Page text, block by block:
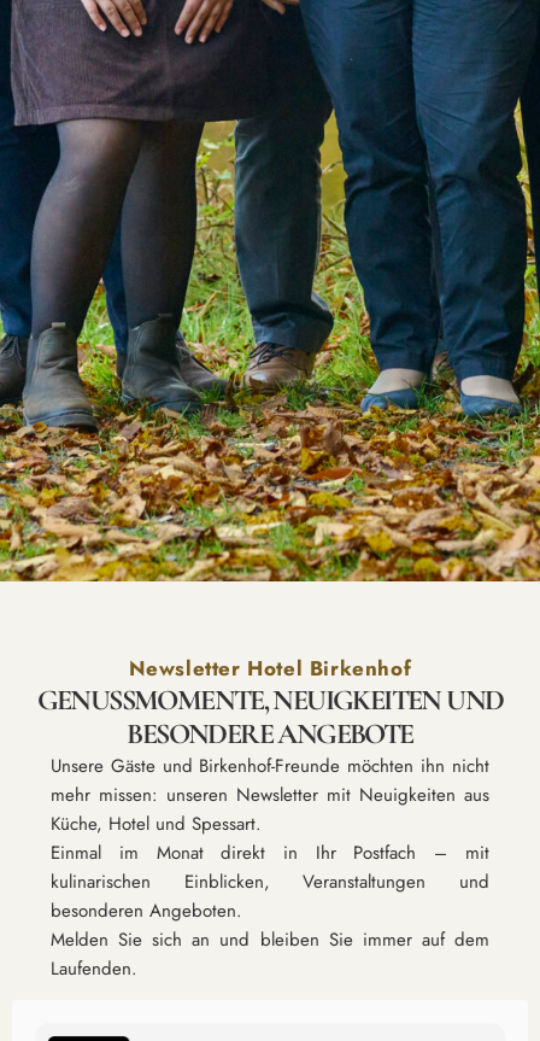
Newsletter Hotel Birkenhof
GENUSSMOMENTE, NEUIGKEITEN UND
BESONDERE ANGEBOTE
Unsere Gäste und Birkenhof-Freunde möchten ihn nicht
mehr missen: unseren Newsletter mit Neuigkeiten aus
Küche, Hotel und Spessart.
Einmal im Monat direkt in Ihr Postfach – mit
kulinarischen Einblicken, Veranstaltungen und
besonderen Angeboten.
Melden Sie sich an und bleiben Sie immer auf dem
Laufenden.